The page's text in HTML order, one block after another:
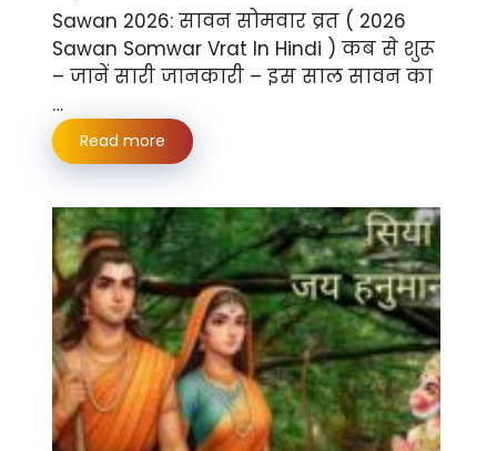
Sawan 2026: सावन सोमवार व्रत ( 2026
Sawan Somwar Vrat In Hindi ) कब से शुरू
– जानें सारी जानकारी – इस साल सावन का
…
Read more